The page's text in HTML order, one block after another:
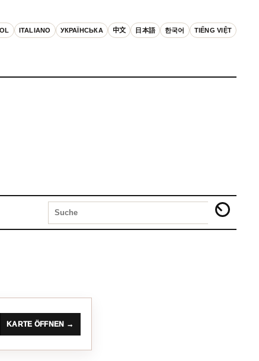
ITALIANO УКРАЇНСЬКА 中文 日本語 한국어 TIẾNG VIỆT
KARTE ÖFFNEN →